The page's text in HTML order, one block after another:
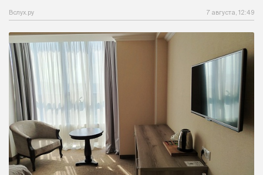
Вслух.ру 7 августа, 12:49